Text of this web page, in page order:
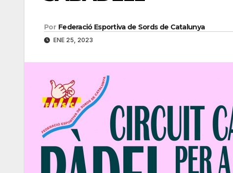
Por Federació Esportiva de Sords de Catalunya
ENE 25, 2023